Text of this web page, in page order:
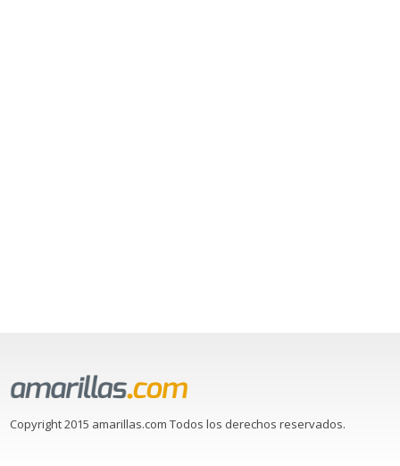
Copyright 2015 amarillas.com Todos los derechos reservados.